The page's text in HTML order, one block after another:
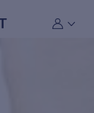
Mon